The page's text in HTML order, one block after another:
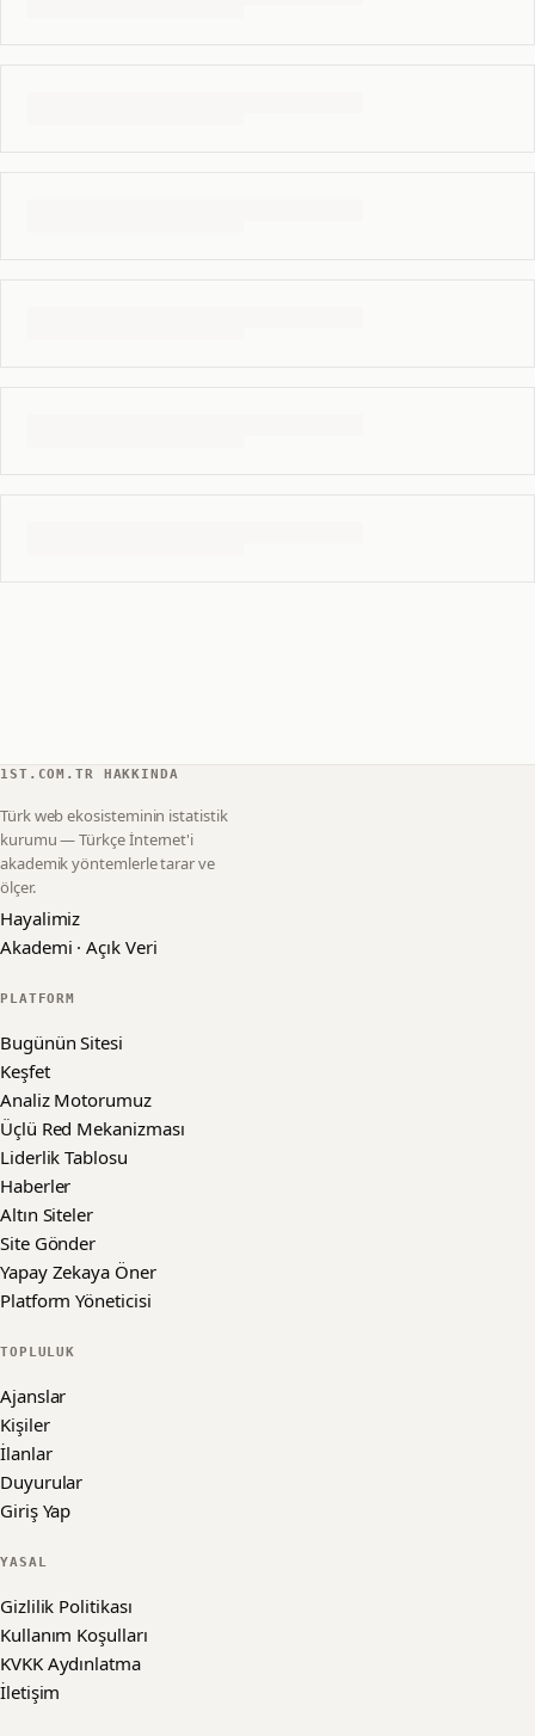
1ST.COM.TR HAKKINDA
Türk web ekosisteminin istatistik
kurumu — Türkçe İnternet'i
akademik yöntemlerle tarar ve
ölçer.
Hayalimiz
Akademi · Açık Veri
PLATFORM
Bugünün Sitesi
Keşfet
Analiz Motorumuz
Üçlü Red Mekanizması
Liderlik Tablosu
Haberler
Altın Siteler
Site Gönder
Yapay Zekaya Öner
Platform Yöneticisi
TOPLULUK
Ajanslar
Kişiler
İlanlar
Duyurular
Giriş Yap
YASAL
Gizlilik Politikası
Kullanım Koşulları
KVKK Aydınlatma
İletişim